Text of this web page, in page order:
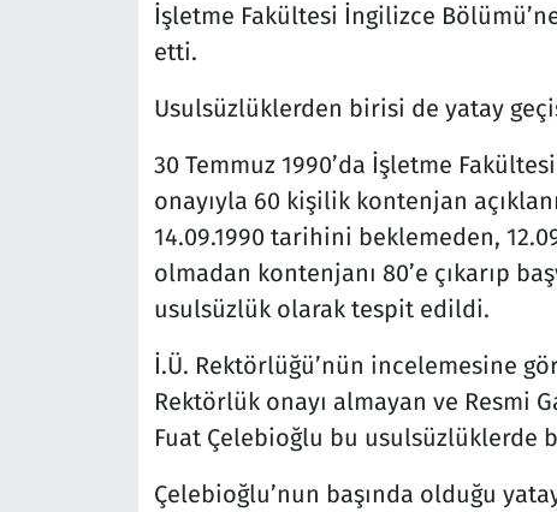
İşletme Fakültesi İngilizce
etti.
Usulsüzlüklerden birisi de yatay
30 Temmuz 1990’da İşletme
onayıyla 60 kişilik kontenjan
14.09.1990 tarihini beklemeden,
olmadan kontenjanı 80’e çıkarıp
usulsüzlük olarak tespit edildi.
İ.Ü. Rektörlüğü’nün incelemesine
Rektörlük onayı almayan ve Resmi
Fuat Çelebioğlu bu usulsüzlüklerde
Çelebioğlu’nun başında olduğu